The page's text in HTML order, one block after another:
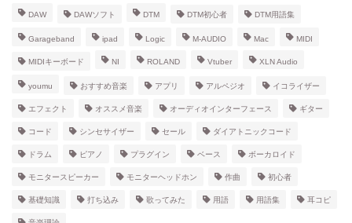
DAW DAWソフト DTM DTM初心者 DTM用語集
Garageband ipad Logic M-AUDIO Mac MIDI
MIDIキーボード NI ROLAND Vtuber XLN Audio
youmu おすすめ音楽 アプリ アルペジオ イコライザー
エフェクト オススメ音楽 オーディオインターフェース ギター
コード シンセサイザー セール ダイアトニックコード
ドラム ピアノ プラグイン ベース ボーカロイド
モニタースピーカー モニターヘッドホン 作曲 初心者
基礎知識 打ち込み 歌ってみた 用語 用語集 耳コピ